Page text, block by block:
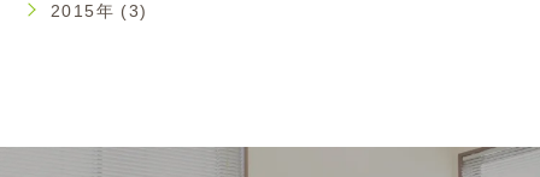
2015年 (3)